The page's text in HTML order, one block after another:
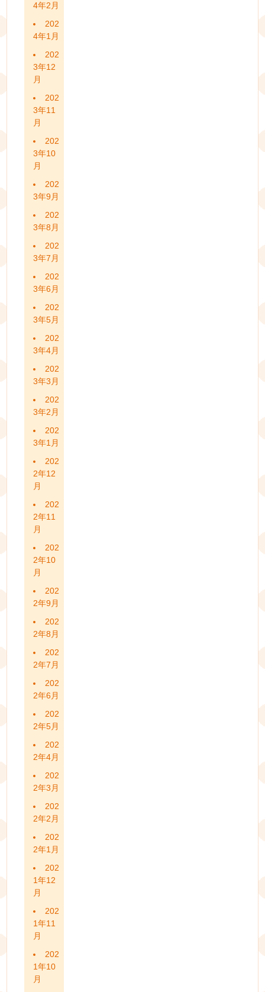
4年2月
202
4年1月
202
3年12
月
202
3年11
月
202
3年10
月
202
3年9月
202
3年8月
202
3年7月
202
3年6月
202
3年5月
202
3年4月
202
3年3月
202
3年2月
202
3年1月
202
2年12
月
202
2年11
月
202
2年10
月
202
2年9月
202
2年8月
202
2年7月
202
2年6月
202
2年5月
202
2年4月
202
2年3月
202
2年2月
202
2年1月
202
1年12
月
202
1年11
月
202
1年10
月